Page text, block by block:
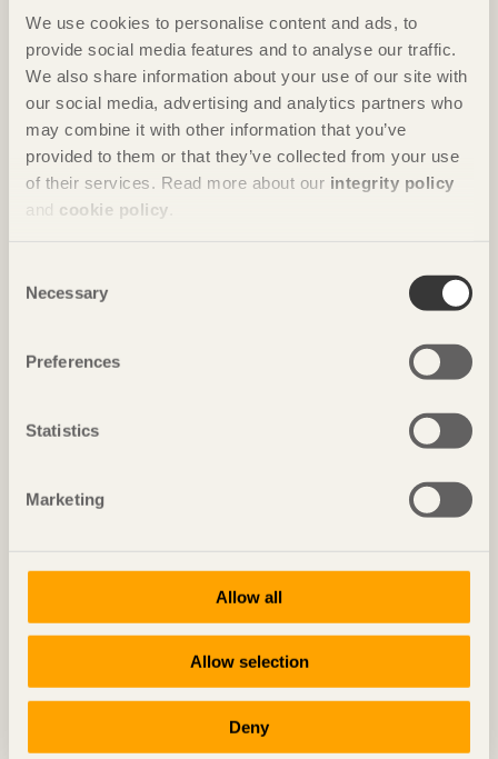
We use cookies to personalise content and ads, to
provide social media features and to analyse our traffic.
We also share information about your use of our site with
our social media, advertising and analytics partners who
may combine it with other information that you’ve
provided to them or that they’ve collected from your use
of their services. Read more about our integrity policy
and cookie policy
Selection
Necessary
Preferences
Statistics
Marketing
Allow all
Allow selection
Deny
Foto: Anders Bobert
Foto: Takumi Ota